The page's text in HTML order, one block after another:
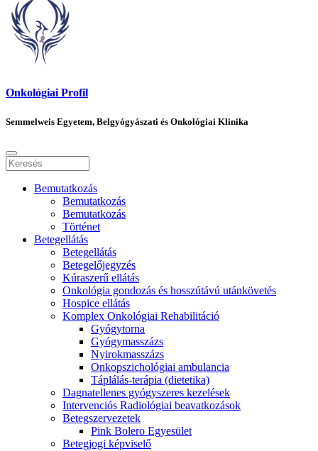
Onkológiai Profil
Semmelweis Egyetem, Belgyógyászati és Onkológiai Klinika
Bemutatkozás
Bemutatkozás
Bemutatkozás
Történet
Betegellátás
Betegellátás
Betegelőjegyzés
Kúraszerű ellátás
Onkológia gondozás és hosszútávú utánkövetés
Hospice ellátás
Komplex Onkológiai Rehabilitáció
Gyógytorna
Gyógymasszázs
Nyirokmasszázs
Onkopszichológiai ambulancia
Táplálás-terápia (dietetika)
Dagnatellenes gyógyszeres kezelések
Intervenciós Radiológiai beavatkozások
Betegszervezetek
Pink Bolero Egyesület
Betegjogi képviselő